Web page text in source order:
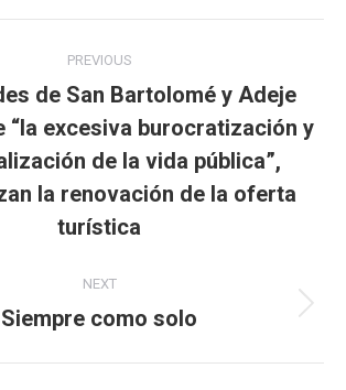
PREVIOUS
Previous
post:
de San Bartolomé y Adeje
“la excesiva burocratización y
de la vida pública”,
la renovación de la oferta
turística
NEXT
Next
Siempre como solo